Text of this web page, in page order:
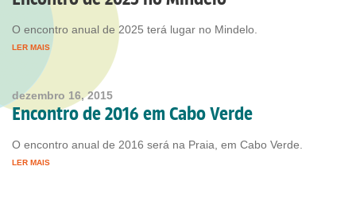
O encontro anual de 2025 terá lugar no Mindelo.
LER MAIS
dezembro 16, 2015
Encontro de 2016 em Cabo Verde
O encontro anual de 2016 será na Praia, em Cabo Verde.
LER MAIS